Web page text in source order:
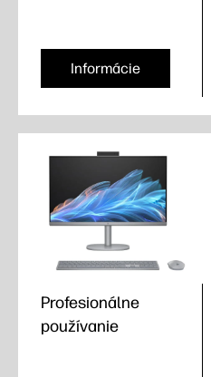
Informácie
Profesionálne
používanie